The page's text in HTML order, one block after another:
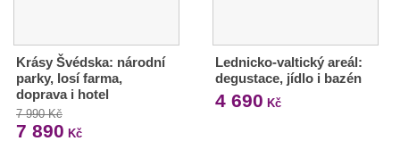
Krásy Švédska: národní
parky, losí farma,
doprava i hotel
7 990 Kč
7 890 Kč
Lednicko-valtický areál:
degustace, jídlo i bazén
4 690 Kč